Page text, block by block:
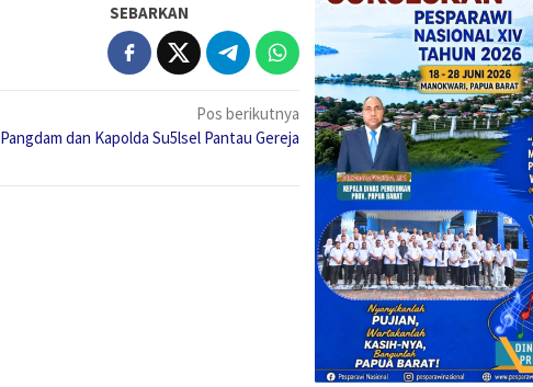
SEBARKAN
Pos berikutnya
Pangdam dan Kapolda Su5lsel Pantau Gereja